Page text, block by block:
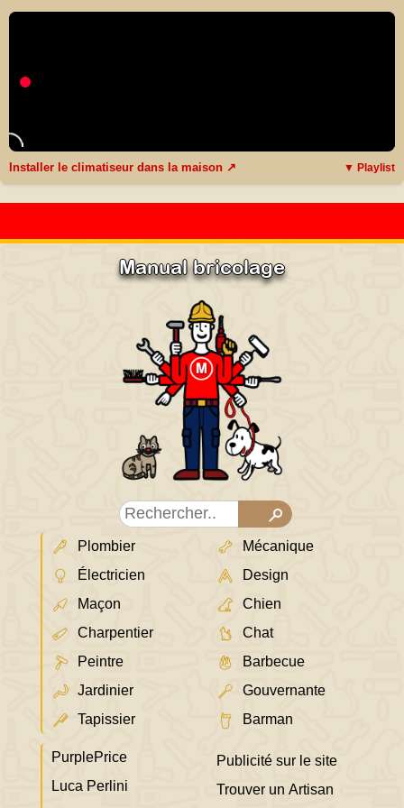
Installer le climatiseur dans la maison ↗ ▼ Playlist
Manual bricolage
Plombier
Électricien
Maçon
Charpentier
Peintre
Jardinier
Tapissier
Mécanique
Design
Chien
Chat
Barbecue
Gouvernante
Barman
PurplePrice
Luca Perlini
Publicité sur le site
Trouver un Artisan